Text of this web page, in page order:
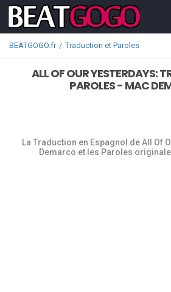
BEATGOGO.fr Traduction et Paroles
ALL OF OUR YESTERDAYS:
PAROLES - MAC
La Traduction en Espagnol de All Of
Demarco et les Paroles